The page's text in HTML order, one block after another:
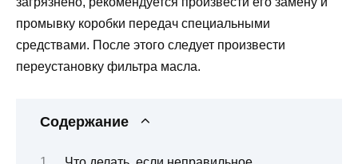
промывку коробки передач специальными
средствами. После этого следует произвести
переустановку фильтра масла.
Содержание